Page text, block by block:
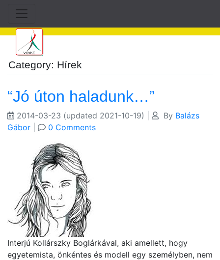
Category: Hírek
“Jó úton haladunk…”
2014-03-23 (updated 2021-10-19) By Balázs
Gábor
0 Comments
Interjú Kollárszky Boglárkával, aki amellett, hogy
egyetemista, önkéntes és modell egy személyben, nem